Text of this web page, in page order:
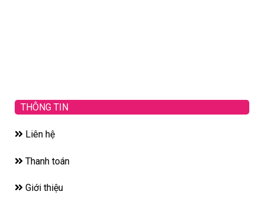
THÔNG TIN
Liên hệ
Thanh toán
Giới thiệu